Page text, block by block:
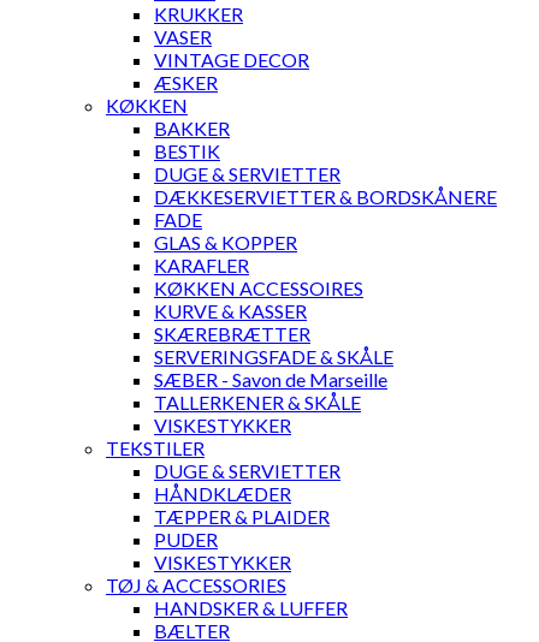
KRUKKER
VASER
VINTAGE DECOR
ÆSKER
KØKKEN
BAKKER
BESTIK
DUGE & SERVIETTER
DÆKKESERVIETTER & BORDSKÅNERE
FADE
GLAS & KOPPER
KARAFLER
KØKKEN ACCESSOIRES
KURVE & KASSER
SKÆREBRÆTTER
SERVERINGSFADE & SKÅLE
SÆBER - Savon de Marseille
TALLERKENER & SKÅLE
VISKESTYKKER
TEKSTILER
DUGE & SERVIETTER
HÅNDKLÆDER
TÆPPER & PLAIDER
PUDER
VISKESTYKKER
TØJ & ACCESSORIES
HANDSKER & LUFFER
BÆLTER